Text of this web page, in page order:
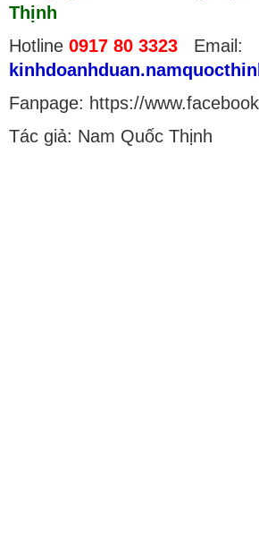
Thịnh
Hotline 0917 80 3323 Email:
Fanpage: https://
Tác giả: Nam Quốc Thịnh